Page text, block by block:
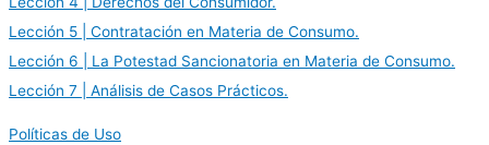
Lección 5 | Contratación en Materia de Consumo.
Lección 6 | La Potestad Sancionatoria en Materia de Consumo.
Lección 7 | Análisis de Casos Prácticos.
Políticas de Uso